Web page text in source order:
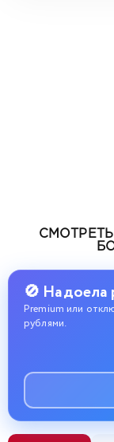
🚫 Надоела
Premium или
рублями.